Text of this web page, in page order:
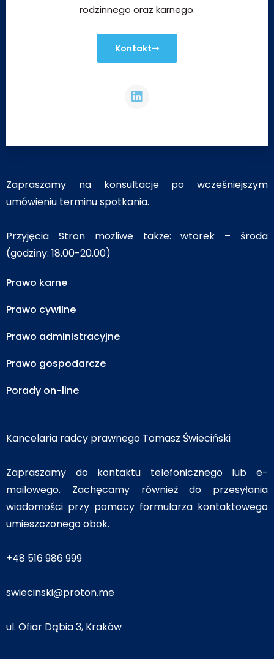
rodzinnego oraz karnego.
Kontakt
Zapraszamy na konsultacje po wcześniejszym
umówieniu terminu spotkania.
Przyjęcia Stron możliwe także: wtorek – środa
(godziny: 18.00-20.00)
Prawo karne
Prawo cywilne
Prawo administracyjne
Prawo gospodarcze
Porady on-line
Kancelaria radcy prawnego Tomasz Świeciński
Zapraszamy do kontaktu telefonicznego lub e-
mailowego. Zachęcamy również do przesyłania
wiadomości przy pomocy formularza kontaktowego
umieszczonego obok.
+48 516 986 999
swiecinski@proton.me
ul. Ofiar Dąbia 3, Kraków